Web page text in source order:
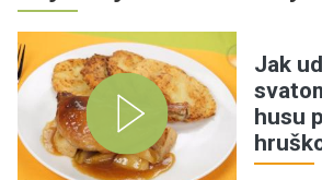
Jak
husu